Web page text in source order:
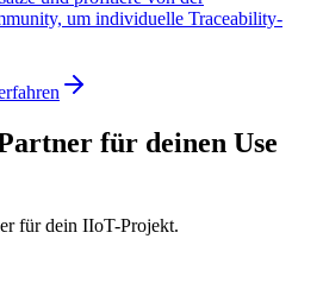
um individuelle Traceability-
für deinen Use
für dein IIoT-Projekt.